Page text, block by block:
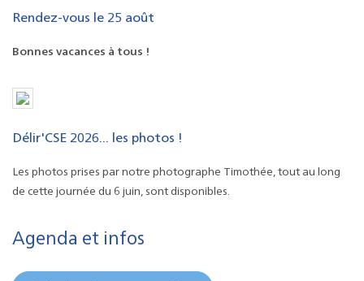
Rendez-vous le 25 août
Bonnes vacances à tous !
Délir'CSE 2026... les photos !
Les photos prises par notre photographe Timothée, tout au long
de cette journée du 6 juin, sont disponibles.
Agenda et infos